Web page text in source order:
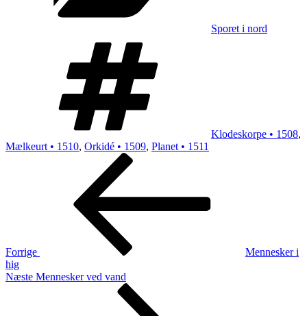
Sporet i nord
Klodeskorpe • 1508,
Mælkeurt • 1510, Orkidé • 1509, Planet • 1511
Indlægsnavigation
Forrige
Mennesker i
hig
Næste
Næste Mennesker ved vand